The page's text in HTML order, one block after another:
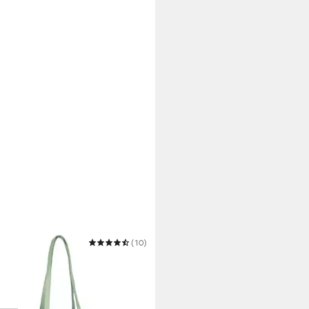
(10)
59,99 €
Werktagen bei dir